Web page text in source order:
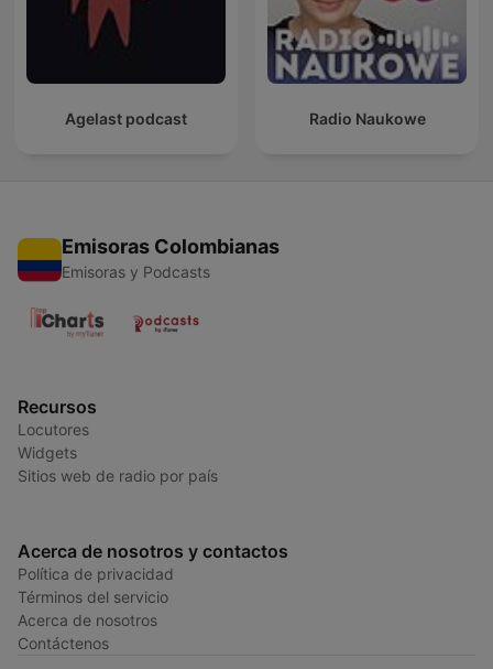
Agelast podcast Radio Naukowe
Emisoras Colombianas
Emisoras y Podcasts
Recursos
Locutores
Widgets
Sitios web de radio por país
Acerca de nosotros y contactos
Política de privacidad
Términos del servicio
Acerca de nosotros
Contáctenos